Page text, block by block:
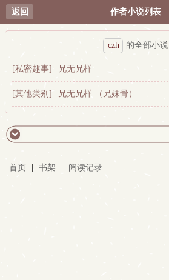
返回 作者小说列表
czh 的全部小说
[私密趣事] 兄无兄样
[其他类别] 兄无兄样 （兄妹骨）
首页 书架 阅读记录